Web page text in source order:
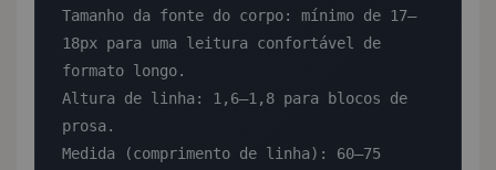
Tamanho da fonte do corpo: mínimo de 17–
18px para uma leitura confortável de
formato longo.
Altura de linha: 1,6–1,8 para blocos de
prosa.
Medida (comprimento de linha): 60–75